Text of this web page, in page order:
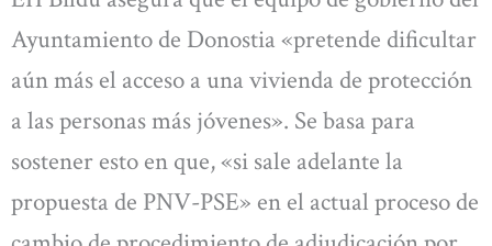
Ayuntamiento de Donostia «pretende dificultar
aún más el acceso a una vivienda de protección
a las personas más jóvenes». Se basa para
sostener esto en que, «si sale adelante la
propuesta de PNV-PSE» en el actual proceso de